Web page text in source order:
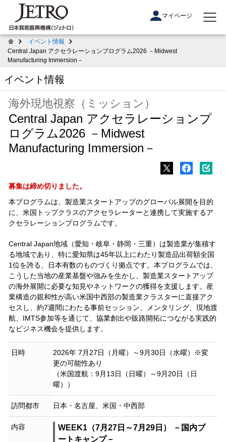
マイページ
イベント情報
Central Japan アクセラレーションプログラム2026 －Midwest
Manufacturing Immersion－
イベント情報
海外現地視察（ミッション）
Central Japan アクセラレーションプ
ログラム2026 －Midwest
Manufacturing Immersion－
募集は締め切りました。
本プログラムは、製造業スタートアップのグローバル展開を目的
に、米国トップクラスのアクセラレーターと連携して実施するア
クセラレーションプログラムです。
Central Japan地域（愛知・岐阜・静岡・三重）は製造業が集積す
る地域であり、特に愛知県は45年以上にわたり製造品出荷額全国
1位を誇る、日本有数のものづくり拠点です。本プログラムでは、
こうした当地の産業基盤や強みを生かし、製造業スタートアップ
の海外展開に必要な知見やネットワークの獲得を支援します。産
業構造の親和性が高い米国中西部の製造業クラスターに直接アク
セスし、約7週間にわたる事前セッション、メンタリング、現地渡
航、IMTS参加等を通じて、協業創出や販路開拓につながる実践的
なビジネス機会を提供します。
日時
2026年 7月27日（月曜）～9月30日（水曜）※変
更の可能性あり
（米国渡航：9月13日（日曜）～9月20日（日
曜））
訪問都市 日本・名古屋、米国・中西部
内容
WEEK1（7月27日～7月29日） －国内ブ
ートキャンプ－